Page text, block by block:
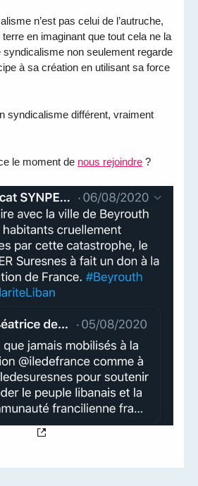
n’est pas celui de l’autruche,
en imaginant que tout cela ne la
non seulement regarde
à sa création en utilisant sa force
syndicalisme différent, vraiment
le moment de nous rejoindre ?